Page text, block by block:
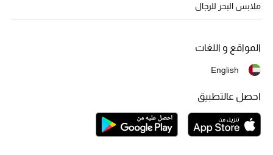
جميع مستحضرات الجمال
الأكثر مبيعاً
ملابس البحر للرجال
المواقع و اللغات
English
احصل عالتطبيق